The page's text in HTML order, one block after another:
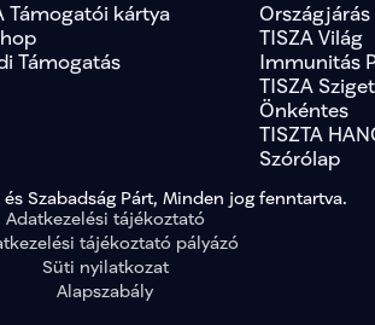
Támogatói kártya
Támogatás
Országjárás
TISZA Világ
Immunitás
TISZA
Önkéntes
TISZTA
Szórólap
Szabadság Párt, Minden jog fenntartva.
Adatkezelési tájékoztató
tájékoztató pályázó
Süti nyilatkozat
Alapszabály